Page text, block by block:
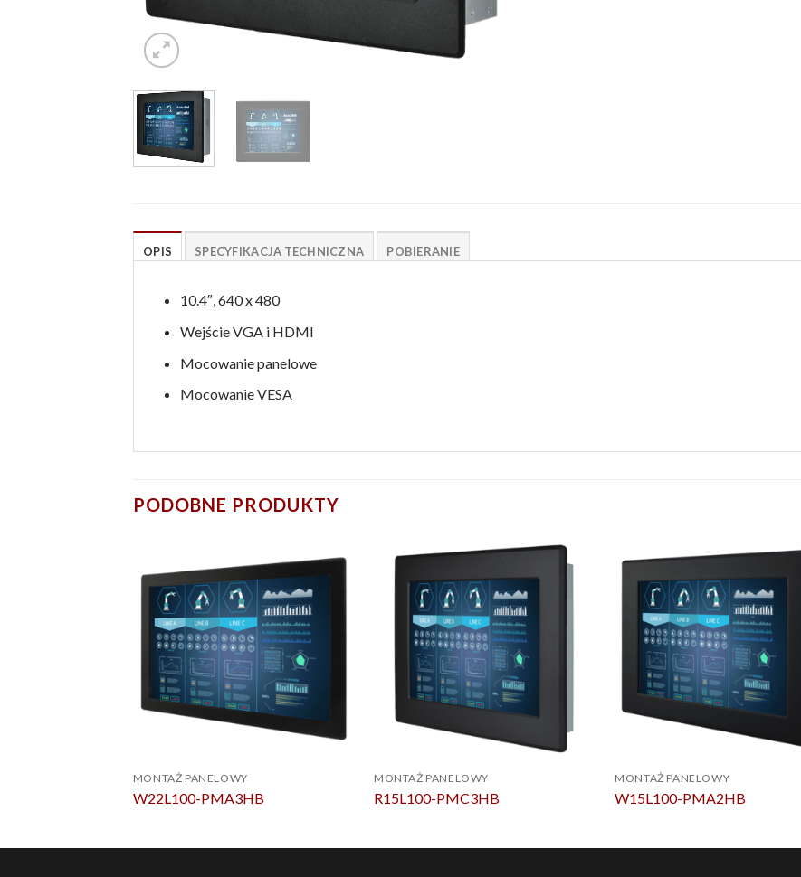
OPIS SPECYFIKACJA TECHNICZNA POBIERANIE
10.4″, 640 x 480
Wejście VGA i HDMI
Mocowanie panelowe
Mocowanie VESA
PODOBNE PRODUKTY
MONTAŻ PANELOWY
W22L100-PMA3HB
MONTAŻ PANELOWY
R15L100-PMC3HB
MONTAŻ PANELOWY
W15L100-PMA2HB